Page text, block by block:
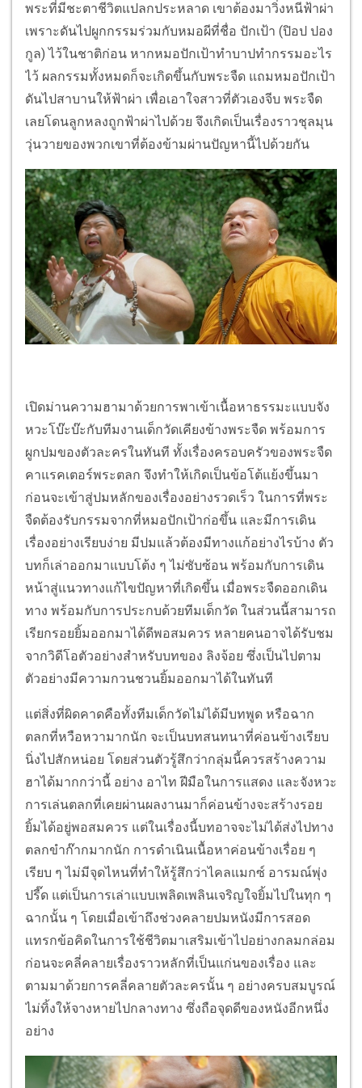
พระที่มีชะตาชีวิตแปลกประหลาด เขาต้องมาวิ่งหนีฟ้าผ่า
เพราะดันไปผูกกรรมร่วมกับหมอผีที่ชื่อ ปักเป้า (ปิอป ปอง
กูล) ไว้ในชาติก่อน หากหมอปักเป้าทำบาปทำกรรมอะไร
ไว้ ผลกรรมทั้งหมดก็จะเกิดขึ้นกับพระจืด แถมหมอปักเป้า
ดันไปสาบานให้ฟ้าผ่า เพื่อเอาใจสาวที่ตัวเองจีบ พระจืด
เลยโดนลูกหลงถูกฟ้าผ่าไปด้วย จึงเกิดเป็นเรื่องราวชุลมุน
วุ่นวายของพวกเขาที่ต้องข้ามผ่านปัญหานี้ไปด้วยกัน
เปิดม่านความฮามาด้วยการพาเข้าเนื้อหาธรรมะแบบจัง
หวะโบ๊ะบ๊ะกับทีมงานเด็กวัดเคียงข้างพระจืด พร้อมการ
ผูกปมของตัวละครในทันที ทั้งเรื่องครอบครัวของพระจืด
คาแรคเตอร์พระตลก จึงทำให้เกิดเป็นข้อโต้แย้งขึ้นมา
ก่อนจะเข้าสู่ปมหลักของเรื่องอย่างรวดเร็ว ในการที่พระ
จืดต้องรับกรรมจากที่หมอปักเป้าก่อขึ้น และมีการเดิน
เรื่องอย่างเรียบง่าย มีปมแล้วต้องมีทางแก้อย่างไรบ้าง ตัว
บทก็เล่าออกมาแบบโต้ง ๆ ไม่ซับซ้อน พร้อมกับการเดิน
หน้าสู่แนวทางแก้ไขปัญหาที่เกิดขึ้น เมื่อพระจืดออกเดิน
ทาง พร้อมกับการประกบด้วยทีมเด็กวัด ในส่วนนี้สามารถ
เรียกรอยยิ้มออกมาได้ดีพอสมควร หลายคนอาจได้รับชม
จากวิดีโอตัวอย่างสำหรับบทของ ลิงจ้อย ซึ่งเป็นไปตาม
ตัวอย่างมีความกวนชวนยิ้มออกมาได้ในทันที
แต่สิ่งที่ผิดคาดคือทั้งทีมเด็กวัดไม่ได้มีบทพูด หรือฉาก
ตลกที่หวือหวามากนัก จะเป็นบทสนทนาที่ค่อนข้างเรียบ
นิ่งไปสักหน่อย โดยส่วนตัวรู้สึกว่ากลุ่มนี้ควรสร้างความ
ฮาได้มากกว่านี้ อย่าง อาไท ฝีมือในการแสดง และจังหวะ
การเล่นตลกที่เคยผ่านผลงานมาก็ค่อนข้างจะสร้างรอย
ยิ้มได้อยู่พอสมควร แต่ในเรื่องนี้บทอาจจะไม่ได้ส่งไปทาง
ตลกขำก๊ากมากนัก การดำเนินเนื้อหาค่อนข้างเรื่อย ๆ
เรียบ ๆ ไม่มีจุดไหนที่ทำให้รู้สึกว่าไคลแมกซ์ อารมณ์พุ่ง
ปรี๊ด แต่เป็นการเล่าแบบเพลิดเพลินเจริญใจยิ้มไปในทุก ๆ
ฉากนั้น ๆ โดยเมื่อเข้าถึงช่วงคลายปมหนังมีการสอด
แทรกข้อคิดในการใช้ชีวิตมาเสริมเข้าไปอย่างกลมกล่อม
ก่อนจะคลี่คลายเรื่องราวหลักที่เป็นแก่นของเรื่อง และ
ตามมาด้วยการคลี่คลายตัวละครนั้น ๆ อย่างครบสมบูรณ์
ไม่ทิ้งให้จางหายไปกลางทาง ซึ่งถือจุดดีของหนังอีกหนึ่ง
อย่าง